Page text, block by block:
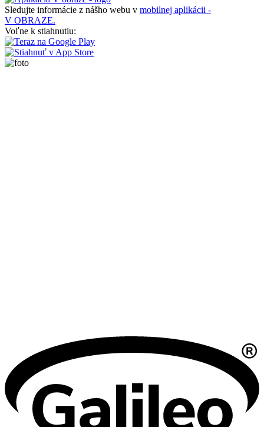
Sledujte informácie z nášho webu v mobilnej aplikácii -
V OBRAZE.
Voľne k stiahnutiu: